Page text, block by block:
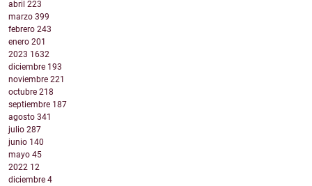
abril 223
marzo 399
febrero 243
enero 201
2023 1632
diciembre 193
noviembre 221
octubre 218
septiembre 187
agosto 341
julio 287
junio 140
mayo 45
2022 12
diciembre 4